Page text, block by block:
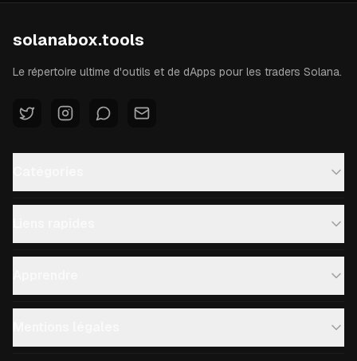
solanabox.tools
Le répertoire ultime d'outils et de dApps pour les traders Solana.